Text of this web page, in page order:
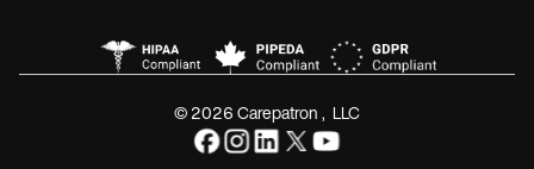
© 2026 Carepatron, LLC